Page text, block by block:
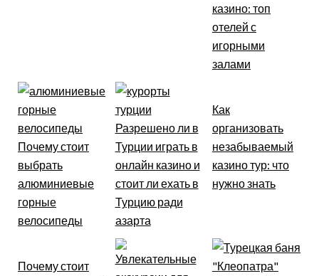
казино: топ
отелей с
игорными
залами
Почему стоит
выбрать
алюминиевые
горные
велосипеды
Разрешено ли в
Турции играть в
онлайн казино и
стоит ли ехать в
Турцию ради
азарта
Как
организовать
незабываемый
казино тур: что
нужно знать
Почему стоит